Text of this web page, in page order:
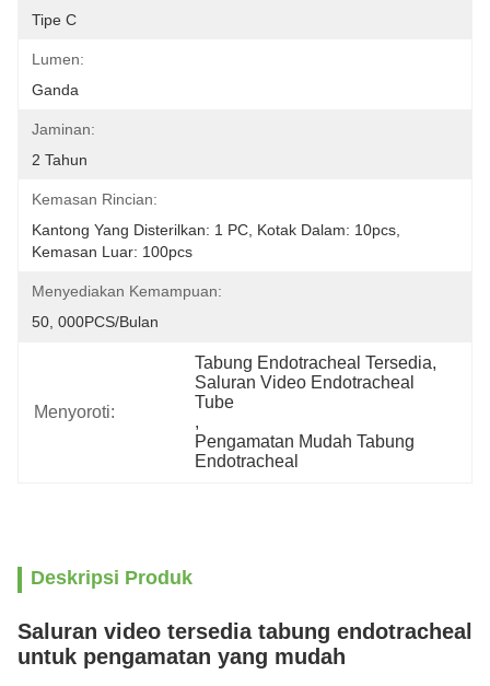
Tipe C
Lumen:
Ganda
Jaminan:
2 Tahun
Kemasan Rincian:
Kantong Yang Disterilkan: 1 PC, Kotak Dalam: 10pcs,
Kemasan Luar: 100pcs
Menyediakan Kemampuan:
50, 000PCS/Bulan
Menyoroti:
Tabung Endotracheal Tersedia,
Saluran Video Endotracheal
Tube
,
Pengamatan Mudah Tabung
Endotracheal
Deskripsi Produk
Saluran video tersedia tabung endotracheal
untuk pengamatan yang mudah